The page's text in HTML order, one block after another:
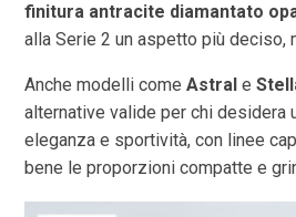
finitura antracite diamantato
alla Serie 2 un aspetto più deciso,
Anche modelli comeAstral e
alternative valide per chi desidera
eleganza e sportività, con linee
bene le proporzioni compatte e